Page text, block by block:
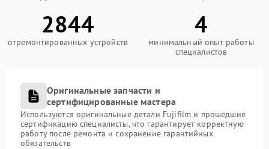
2844
отремонтированных устройств
4
минимальный опыт работы
специалистов
Оригинальные запчасти и
сертифицированные мастера
Используются оригинальные детали Fujifilm и прошедшие
сертификацию специалисты, что гарантирует корректную
работу после ремонта и сохранение гарантийных
обязательств